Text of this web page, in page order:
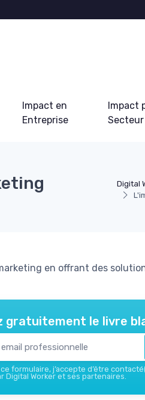
Impact en
Entreprise
Impact
Secteur
Digital
en offrant des
gratuitement le livre
formulaire, j’accepte d’être
Digital Worker et ses partenaires.